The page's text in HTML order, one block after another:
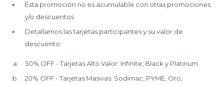
Ésta promoción no es acumulable con otras promociones
y/o descuentos.
Detallamos las tarjetas participantes y su valor de
descuento:
30% OFF - Tarjetas Alto Valor: Infinite, Black y Platinum.
20% OFF - Tarjetas Masivas: Sodimac, PYME, Oro,